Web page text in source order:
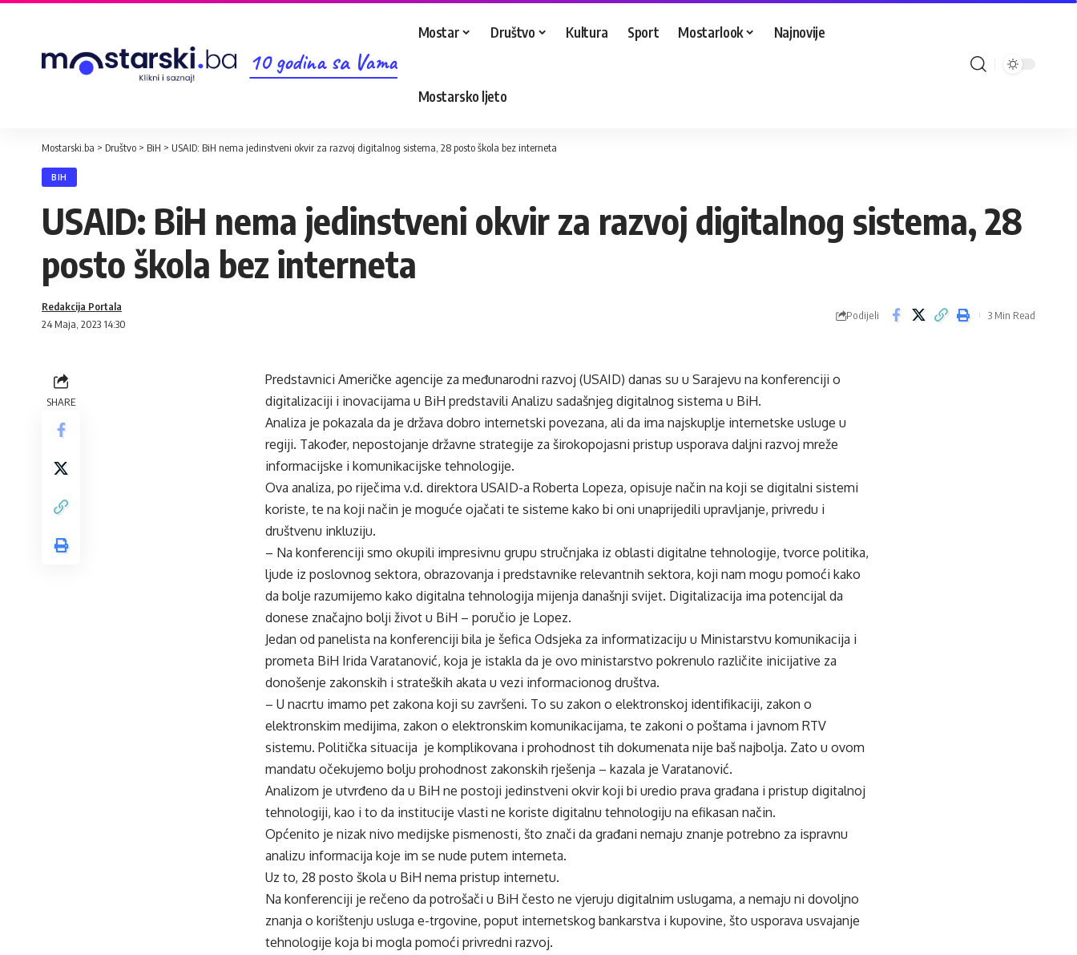
10 godina sa Vama
Mostar Društvo Kultura Sport Mostarlook Najnovije
Mostarsko ljeto
Mostarski.ba > Društvo > BiH > USAID: BiH nema jedinstveni okvir za razvoj digitalnog sistema, 28 posto škola bez interneta
BIH
USAID: BiH nema jedinstveni okvir za razvoj digitalnog sistema, 28
posto škola bez interneta
24 Maja, 2023 14:30
Redakcija Portala
Podijeli 3 Min Read
SHARE
Predstavnici Američke agencije za međunarodni razvoj (USAID) danas su u Sarajevu na konferenciji o
digitalizaciji i inovacijama u BiH predstavili Analizu sadašnjeg digitalnog sistema u BiH.
Analiza je pokazala da je država dobro internetski povezana, ali da ima najskuplje internetske usluge u
regiji. Također, nepostojanje državne strategije za širokopojasni pristup usporava daljni razvoj mreže
informacijske i komunikacijske tehnologije.
Ova analiza, po riječima v.d. direktora USAID-a Roberta Lopeza, opisuje način na koji se digitalni sistemi
koriste, te na koji način je moguće ojačati te sisteme kako bi oni unaprijedili upravljanje, privredu i
društvenu inkluziju.
– Na konferenciji smo okupili impresivnu grupu stručnjaka iz oblasti digitalne tehnologije, tvorce politika,
ljude iz poslovnog sektora, obrazovanja i predstavnike relevantnih sektora, koji nam mogu pomoći kako
da bolje razumijemo kako digitalna tehnologija mijenja današnji svijet. Digitalizacija ima potencijal da
donese značajno bolji život u BiH – poručio je Lopez.
Jedan od panelista na konferenciji bila je šefica Odsjeka za informatizaciju u Ministarstvu komunikacija i
prometa BiH Irida Varatanović, koja je istakla da je ovo ministarstvo pokrenulo različite inicijative za
donošenje zakonskih i strateških akata u vezi informacionog društva.
– U nacrtu imamo pet zakona koji su završeni. To su zakon o elektronskoj identifikaciji, zakon o
elektronskim medijima, zakon o elektronskim komunikacijama, te zakoni o poštama i javnom RTV
sistemu. Politička situacija je komplikovana i prohodnost tih dokumenata nije baš najbolja. Zato u ovom
mandatu očekujemo bolju prohodnost zakonskih rješenja – kazala je Varatanović.
Analizom je utvrđeno da u BiH ne postoji jedinstveni okvir koji bi uredio prava građana i pristup digitalnoj
tehnologiji, kao i to da institucije vlasti ne koriste digitalnu tehnologiju na efikasan način.
Općenito je nizak nivo medijske pismenosti, što znači da građani nemaju znanje potrebno za ispravnu
analizu informacija koje im se nude putem interneta.
Uz to, 28 posto škola u BiH nema pristup internetu.
Na konferenciji je rečeno da potrošači u BiH često ne vjeruju digitalnim uslugama, a nemaju ni dovoljno
znanja o korištenju usluga e-trgovine, poput internetskog bankarstva i kupovine, što usporava usvajanje
tehnologije koja bi mogla pomoći privredni razvoj.